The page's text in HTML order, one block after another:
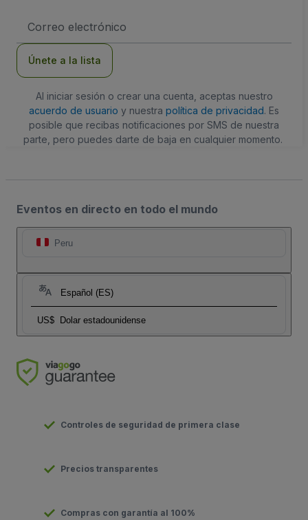
de
Únete a la lista
Al iniciar sesión o crear una cuenta, aceptas nuestro
acuerdo de usuario y nuestra política de privacidad. Es
posible que recibas notificaciones por SMS de nuestra
parte, pero puedes darte de baja en cualquier momento.
Eventos en directo en todo el mundo
Peru
Español (ES)
US$ Dolar estadounidense
Controles de seguridad de primera clase
Precios transparentes
Compras con garantía al 100%